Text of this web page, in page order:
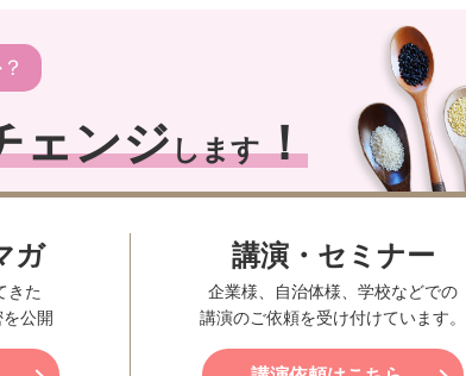
ェンジします！
ガ
きた
公開
講演・セミナー
企業様、自治体様、学校などでの
講演のご依頼を受け付けています。